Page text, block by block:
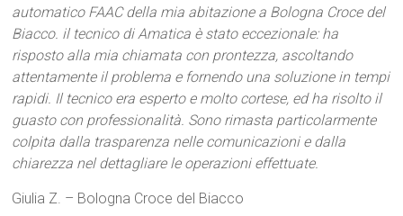
automatico FAAC della mia abitazione a Bologna Croce del
Biacco. il tecnico di Amatica è stato eccezionale: ha
risposto alla mia chiamata con prontezza, ascoltando
attentamente il problema e fornendo una soluzione in tempi
rapidi. Il tecnico era esperto e molto cortese, ed ha risolto il
guasto con professionalità. Sono rimasta particolarmente
colpita dalla trasparenza nelle comunicazioni e dalla
chiarezza nel dettagliare le operazioni effettuate.
Giulia Z. – Bologna Croce del Biacco